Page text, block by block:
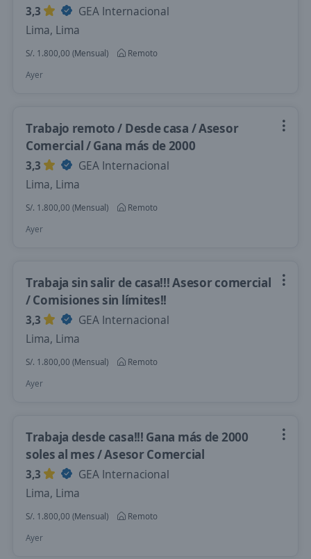
3,3
GEA Internacional
Lima, Lima
S/. 1.800,00 (Mensual)
Remoto
Ayer
Trabajo remoto / Desde casa / Asesor
Comercial / Gana más de 2000
3,3
GEA Internacional
Lima, Lima
S/. 1.800,00 (Mensual)
Remoto
Ayer
Trabaja sin salir de casa!!! Asesor comercial
/ Comisiones sin límites!!
3,3
GEA Internacional
Lima, Lima
S/. 1.800,00 (Mensual)
Remoto
Ayer
Trabaja desde casa!!! Gana más de 2000
soles al mes / Asesor Comercial
3,3
GEA Internacional
Lima, Lima
S/. 1.800,00 (Mensual)
Remoto
Ayer